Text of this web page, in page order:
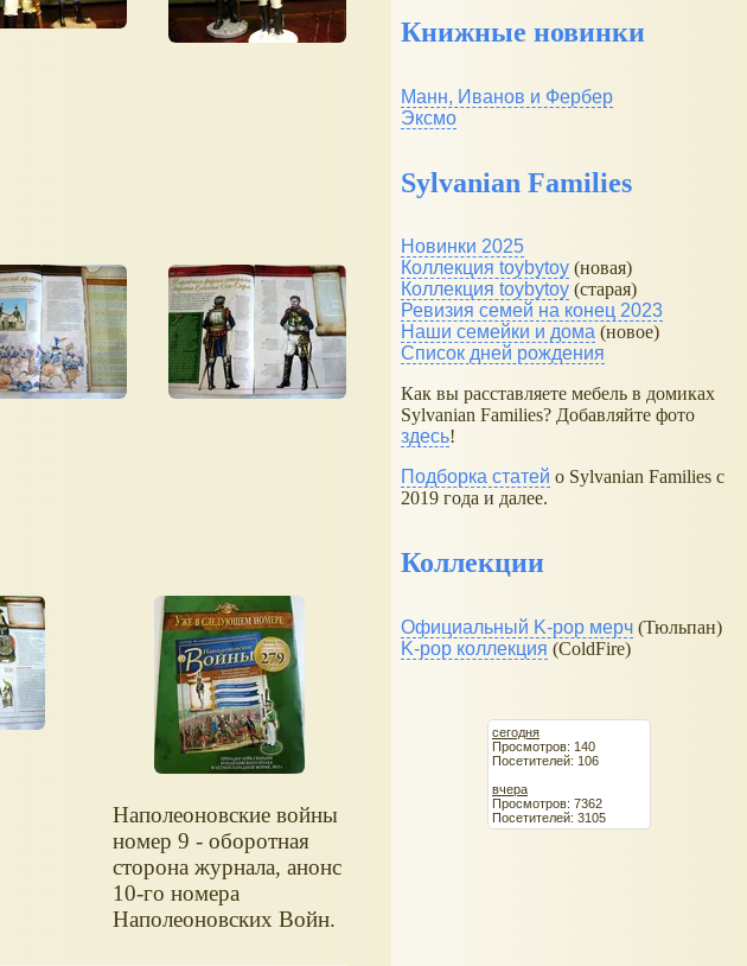
Наполеоновские войны
номер 9 - оборотная
сторона журнала, анонс
10-го номера
Наполеоновских Войн.
Книжные новинки
Манн, Иванов и Фербер
Эксмо
Sylvanian Families
Новинки 2025
Коллекция toybytoy (новая)
Коллекция toybytoy (старая)
Ревизия семей на конец 2023
Наши семейки и дома (новое)
Список дней рождения
Как вы расставляете мебель в домиках
Sylvanian Families? Добавляйте фото
здесь!
Подборка статей о Sylvanian Families с
2019 года и далее.
Коллекции
Официальный K-pop мерч (Тюльпан)
K-pop коллекция (ColdFire)
сегодня
Просмотров: 140
Посетителей: 106
вчера
Просмотров: 7362
Посетителей: 3105